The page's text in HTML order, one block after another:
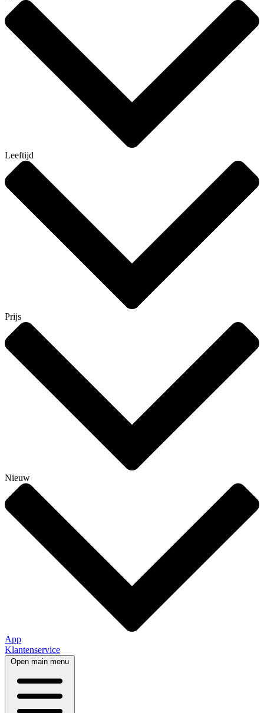
Leeftijd
Prijs
Nieuw
App
Klantenservice
Open main menu